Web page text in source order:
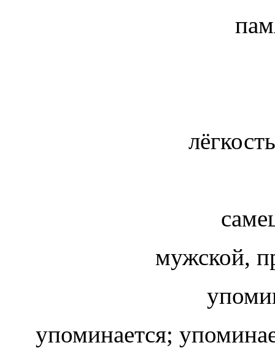
мужской,
упоминается;